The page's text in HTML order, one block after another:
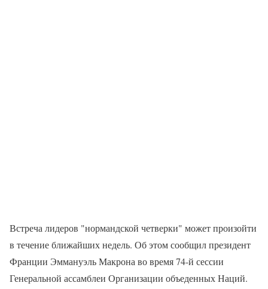
Встреча лидеров "нормандской четверки" может произойти
в течение ближайших недель. Об этом сообщил президент
Франции Эммануэль Макрона во время 74-й сессии
Генеральной ассамблеи Организации объеденных Наций.